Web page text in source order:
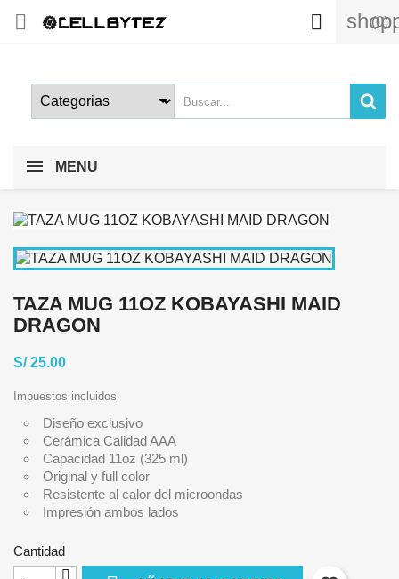
 (0)

MENU
TAZA MUG 11OZ KOBAYASHI MAID
DRAGON
S/ 25.00
Impuestos incluidos
Diseño exclusivo
Cerámica Calidad AAA
Capacidad 11oz (325 ml)
Original y full color
Resistente al calor del microondas
Impresión ambos lados
Cantidad